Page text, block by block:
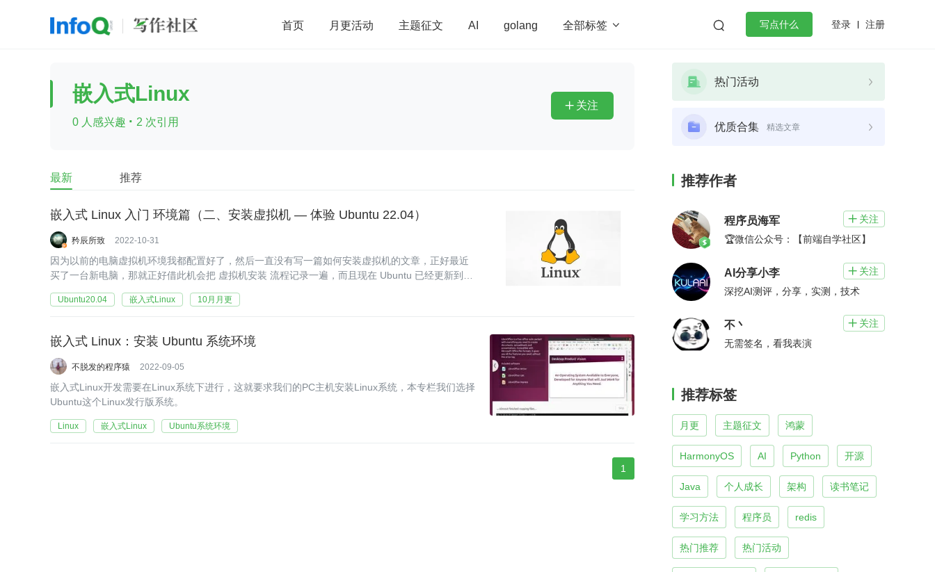
首页 月更活动 主题征文 AI golang 全部标签   写点什么 登录 注册
前端 AI 大数据 redis
查看更多
嵌入式Linux
0 人感兴趣 · 2 次引用
 关注
最新 推荐
嵌入式 Linux 入门 环境篇（二、安装虚拟机 — 体验 Ubuntu 22.04）
矜辰所致 2022-10-31
因为以前的电脑虚拟机环境我都配置好了，然后一直没有写一篇如何安装虚拟机的文章，正好最近
买了一台新电脑，那就正好借此机会把 虚拟机安装 流程记录一遍，而且现在 Ubuntu 已经更新到了
Ubuntu20.04 嵌入式Linux 10月月更
嵌入式 Linux：安装 Ubuntu 系统环境
不脱发的程序猿 2022-09-05
嵌入式Linux开发需要在Linux系统下进行，这就要求我们的PC主机安装Linux系统，本专栏我们选择
Ubuntu这个Linux发行版系统。
Linux 嵌入式Linux Ubuntu系统环境
1
热门活动
优质合集 精选文章
推荐作者
程序员海军  关注
🏆微信公众号：【前端自学社区】
AI分享小李  关注
深挖AI测评，分享，实测，技术
不丶  关注
无需签名，看我表演
推荐标签
月更 主题征文 鸿蒙
HarmonyOS AI Python 开源
Java 个人成长 架构 读书笔记
学习方法 程序员 redis
热门推荐 热门活动